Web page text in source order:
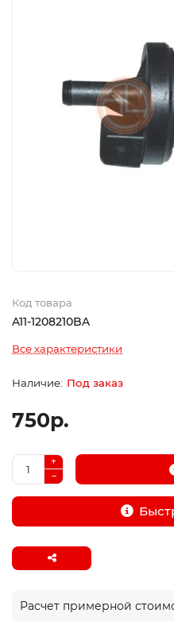
Код товара
A11-1208210BA
Все характеристики
Под заказ
750р.
Расчет примерной